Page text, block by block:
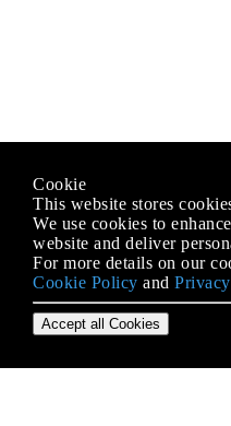
Cookie
This website stores
We use cookies to
website and deliver
For more details on our
Cookie Policy and
Accept all Cookies